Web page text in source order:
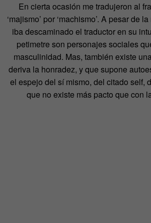
En cierta ocasión me tradujeron al
‘majismo’ por ‘machismo’. A pesar de
iba descaminado el traductor en su
petimetre son personajes sociales
masculinidad. Mas, también existe
deriva la honradez, y que supone
el espejo del sí mismo, del citado self,
que no existe más pacto que con